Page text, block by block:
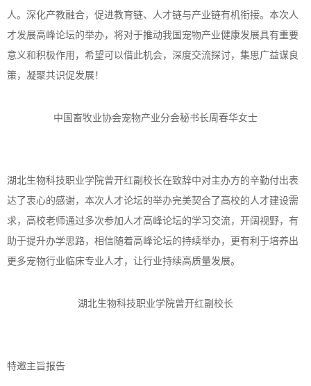
人。深化产教融合，促进教育链、人才链与产业链有机衔接。本次人
才发展高峰论坛的举办，将对于推动我国宠物产业健康发展具有重要
意义和积极作用，希望可以借此机会，深度交流探讨，集思广益谋良
策，凝聚共识促发展！
中国畜牧业协会宠物产业分会秘书长周春华女士
湖北生物科技职业学院曾开红副校长在致辞中对主办方的辛勤付出表
达了衷心的感谢，本次人才论坛的举办完美契合了高校的人才建设需
求，高校老师通过多次参加人才高峰论坛的学习交流，开阔视野，有
助于提升办学思路，相信随着高峰论坛的持续举办，更有利于培养出
更多宠物行业临床专业人才，让行业持续高质量发展。
湖北生物科技职业学院曾开红副校长
特邀主旨报告